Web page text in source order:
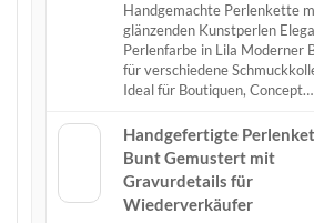
Handgemachte Perlenkette
glänzenden Kunstperlen
Perlenfarbe in Lila Moderner
für verschiedene
Ideal für Boutiquen, Concept…
Handgefertigte
Bunt Gemustert mit
Gravurdetails für
Wiederverkäufer